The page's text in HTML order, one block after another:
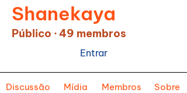
Shanekaya
Público ·49 membros
Entrar
Discussão Mídia Membros Sobre